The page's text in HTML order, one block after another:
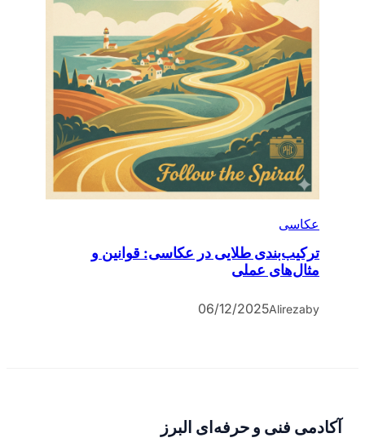
عکاسی
ترکیب‌بندی طلایی در عکاسی: قوانین و
مثال‌های عملی
by
Alireza
06/12/2025
آکادمی فنی و حرفه‌ای البرز